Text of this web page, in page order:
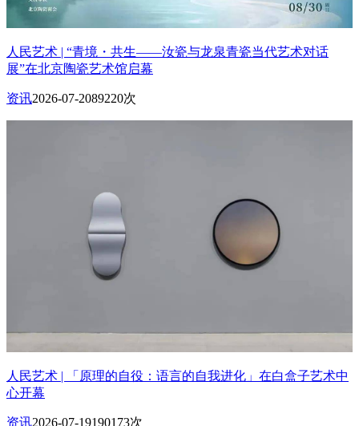
人民艺术 | “青境・共生——汝瓷与龙泉青瓷当代艺术对话
展”在北京陶瓷艺术馆启幕
资讯2026-07-2089220次
人民艺术 | 「原理的自役：语言的自我进化」在白盒子艺术中
心开幕
资讯2026-07-19190173次